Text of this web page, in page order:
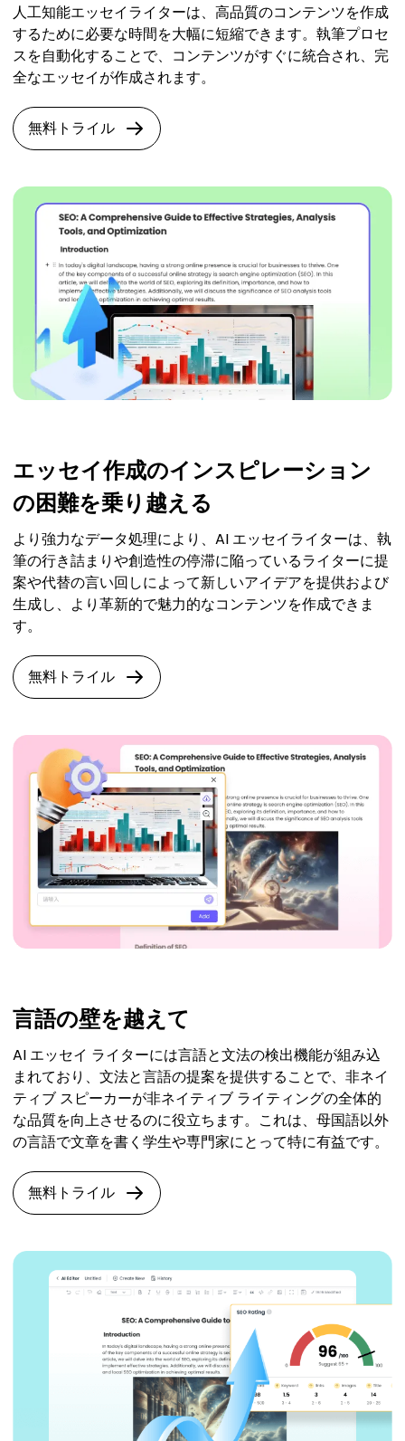
人工知能エッセイライターは、高品質のコンテンツを作成
するために必要な時間を大幅に短縮できます。執筆プロセ
スを自動化することで、コンテンツがすぐに統合され、完
全なエッセイが作成されます。
無料トライル
エッセイ作成のインスピレーション
の困難を乗り越える
より強力なデータ処理により、AI エッセイライターは、執
筆の行き詰まりや創造性の停滞に陥っているライターに提
案や代替の言い回しによって新しいアイデアを提供および
生成し、より革新的で魅力的なコンテンツを作成できま
す。
無料トライル
言語の壁を越えて
AI エッセイ ライターには言語と文法の検出機能が組み込
まれており、文法と言語の提案を提供することで、非ネイ
ティブ スピーカーが非ネイティブ ライティングの全体的
な品質を向上させるのに役立ちます。これは、母国語以外
の言語で文章を書く学生や専門家にとって特に有益です。
無料トライル